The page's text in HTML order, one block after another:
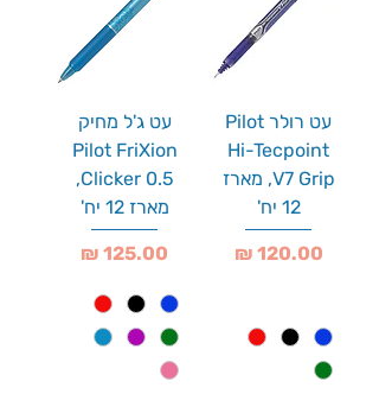
עט רולר Pilot
Hi-Tecpoint
V7 Grip, מארז
12 יח'
מחיר
עט ג'ל מחיק
Pilot FriXion
Clicker 0.5,
מארז 12 יח'
מחיר